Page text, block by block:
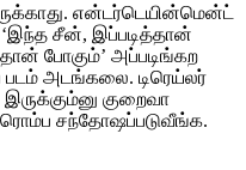
என்டர்டெயின்மென்ட்
‘இந்த சீன், இப்படித்தான்
போகும்’ அப்படிங்கற
படம் அடங்கலை. டிரெய்லர்
குறைவா
ரொம்ப சந்தோஷப்படுவீங்க.